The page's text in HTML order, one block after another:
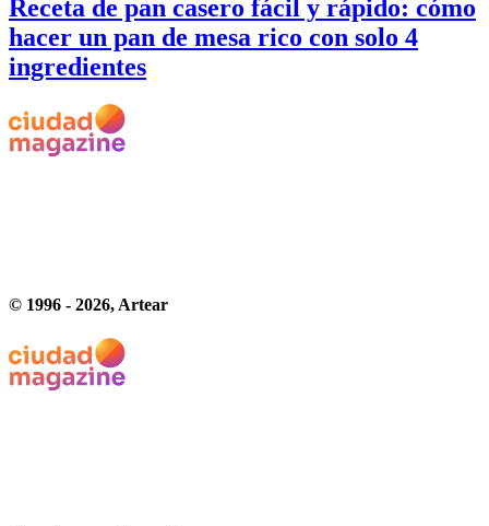
Receta de pan casero fácil y rápido: cómo
hacer un pan de mesa rico con solo 4
ingredientes
© 1996 - 2026, Artear